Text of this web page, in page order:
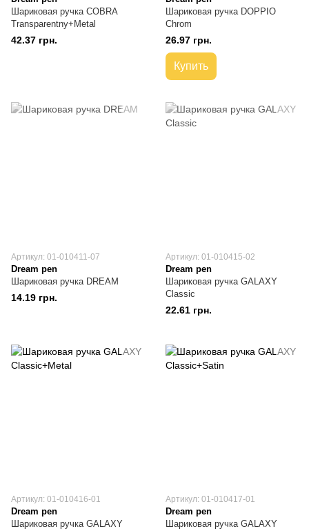
Шариковая ручка COBRA
Transparentny+Metal
42.37 грн.
Шариковая ручка DOPPIO
Chrom
26.97 грн.
Купить
Артикул: 01-010411-07
Dream pen
Шариковая ручка DREAM
14.19 грн.
Артикул: 01-010415-02
Dream pen
Шариковая ручка GALAXY
Classic
22.61 грн.
Артикул: 01-010416-01
Dream pen
Шариковая ручка GALAXY
Артикул: 01-010417-01
Dream pen
Шариковая ручка GALAXY